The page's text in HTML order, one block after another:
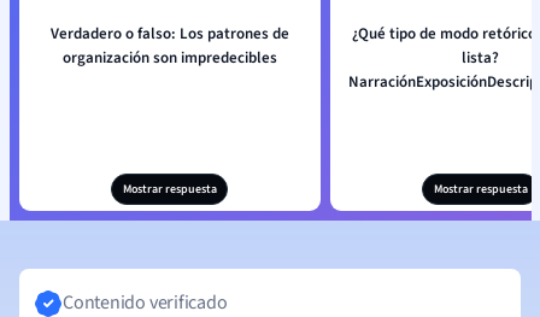
Verdadero o falso: Los patrones de
organización son impredecibles
Mostrar respuesta
¿Qué tipo de modo
lista?
Mostrar respuesta
Contenido verificado